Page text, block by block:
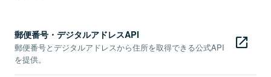
郵便番号・デジタルアドレスAPI
郵便番号とデジタルアドレスから住所を取得できる公式API
を提供。